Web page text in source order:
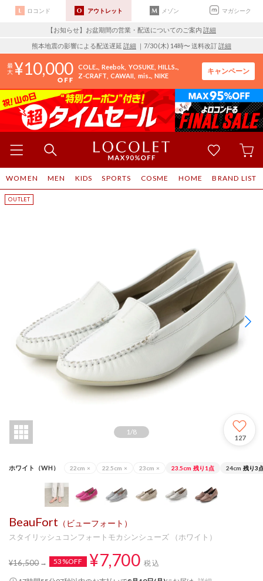
ロコンド アウトレット メゾン マガシーク
【お知らせ】お盆期間の営業・配送についてのご案内 詳細
熊本地震の影響による配送遅延 詳細 ｜7/30 (木) 14時〜 送料改訂詳細
10,000 COLE.. Reebok YOSUKE HILLS..
Z-CRAFT CAWAII mis.. NIKE
キャンペーン
WOMEN MEN KIDS SPORTS COSME HOME BRAND LIST
1 /8
127
ホワイト（WH） 22cm × 22.5cm × 23cm × 23.5cm 残り1点 24cm 残り3
BeauFort （ビューフォート）
スタイリッシュコンフォートモカシンシューズ （ホワイト）
¥16,500 53%OFF ¥7,700 税込